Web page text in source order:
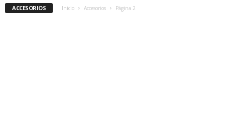
ACCESORIOS Inicio Accesorios Página 2